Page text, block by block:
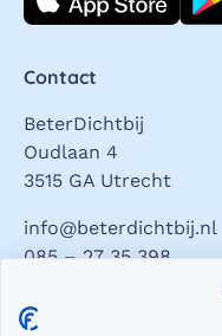
Contact
BeterDichtbij
Oudlaan 4
3515 GA Utrecht
info@beterdichtbij.nl
085 – 27 35 398
Privacy en veiligheid